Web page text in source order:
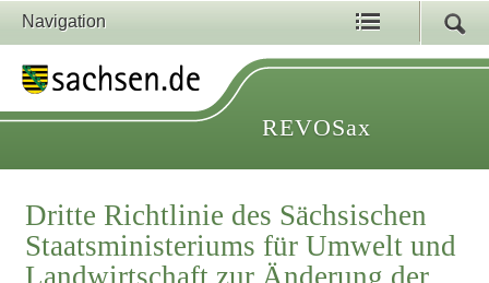
Navigation
REVOSax
Dritte Richtlinie des Sächsischen
Staatsministeriums für Umwelt und